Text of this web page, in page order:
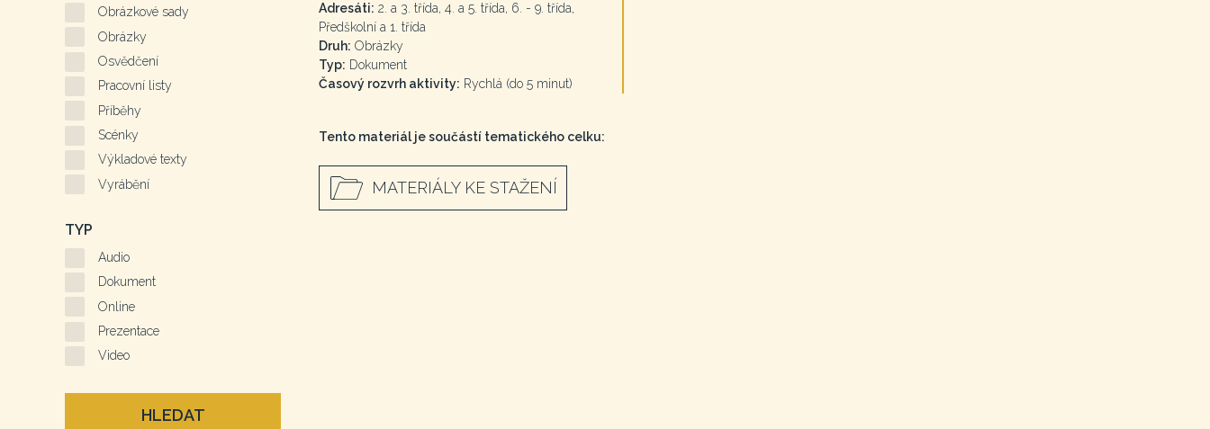
Adresáti: 2. a 3. třída, 4. a 5. třída, 6. - 9. třída,
Předškolní a 1. třída
Druh: Obrázky
Typ: Dokument
Časový rozvrh aktivity: Rychlá (do 5 minut)
Tento materiál je součástí tematického celku:
MATERIÁLY KE STAŽENÍ
Obrázkové sady
Obrázky
Osvědčení
Pracovní listy
Příběhy
Scénky
Výkladové texty
Vyrábění
TYP
Audio
Dokument
Online
Prezentace
Video
HLEDAT